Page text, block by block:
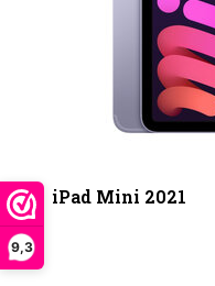
9,3
iPad Mini 2021